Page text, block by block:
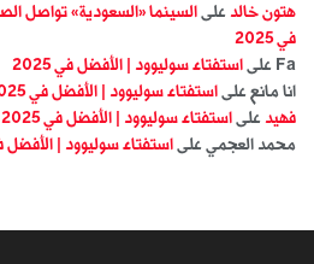
هتون خالد على السينما «السعودية» تواصل
في 2025
Fa على استفتاء سوليوود | الأفضل في 2025
انا مانع على استفتاء سوليوود | الأفضل في 2025
فهيد على استفتاء سوليوود | الأفضل في 2025
محمد العجمي على استفتاء سوليوود | الأفضل في